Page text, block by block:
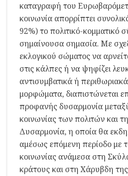
καταγραφή του
κοινωνία απορρίπτει
92%) το πολιτικό-κομματικό
σημαίνουσα σημασία. Με
εκλογικού σώματος να
στις κάλπες ή να ψηφίζει
αντισυμβατικά ή
μορφώματα, διαπιστώνεται
προφανής δυσαρμονία
κοινωνίας των πολιτών και
Δυσαρμονία, η οποία θα
αμέσως επόμενη περίοδο με
κοινωνίας ανάμεσα στη
κράτους και στη Χάρυβδη